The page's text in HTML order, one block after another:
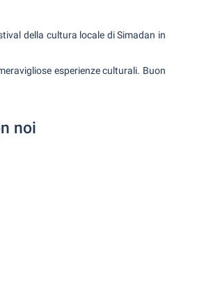
della cultura locale di Simadan in
esperienze culturali. Buon
noi